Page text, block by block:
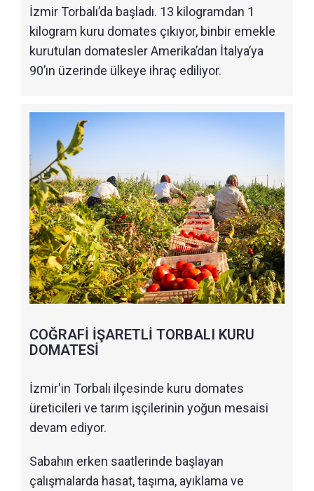
İzmir Torbalı’da başladı. 13 kilogramdan 1
kilogram kuru domates çıkıyor, binbir emekle
kurutulan domatesler Amerika’dan İtalya’ya
90’ın üzerinde ülkeye ihraç ediliyor.
COĞRAFİ İŞARETLİ TORBALI KURU
DOMATESİ
İzmir'in Torbalı ilçesinde kuru domates
üreticileri ve tarım işçilerinin yoğun mesaisi
devam ediyor.
Sabahın erken saatlerinde başlayan
çalışmalarda hasat, taşıma, ayıklama ve